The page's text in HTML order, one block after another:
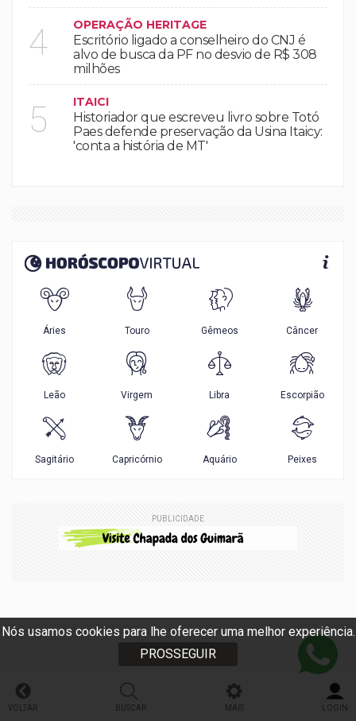
Nós usamos cookies para lhe oferecer uma melhor experiência.
PROSSEGUIR
4 OPERAÇÃO HERITAGE
Escritório ligado a conselheiro do CNJ é
alvo de busca da PF no desvio de R$ 308
milhões
5 ITAICI
Historiador que escreveu livro sobre Totó
Paes defende preservação da Usina Itaicy:
'conta a história de MT'
PUBLICIDADE
VOLTAR BUSCAR MAIS LOGIN